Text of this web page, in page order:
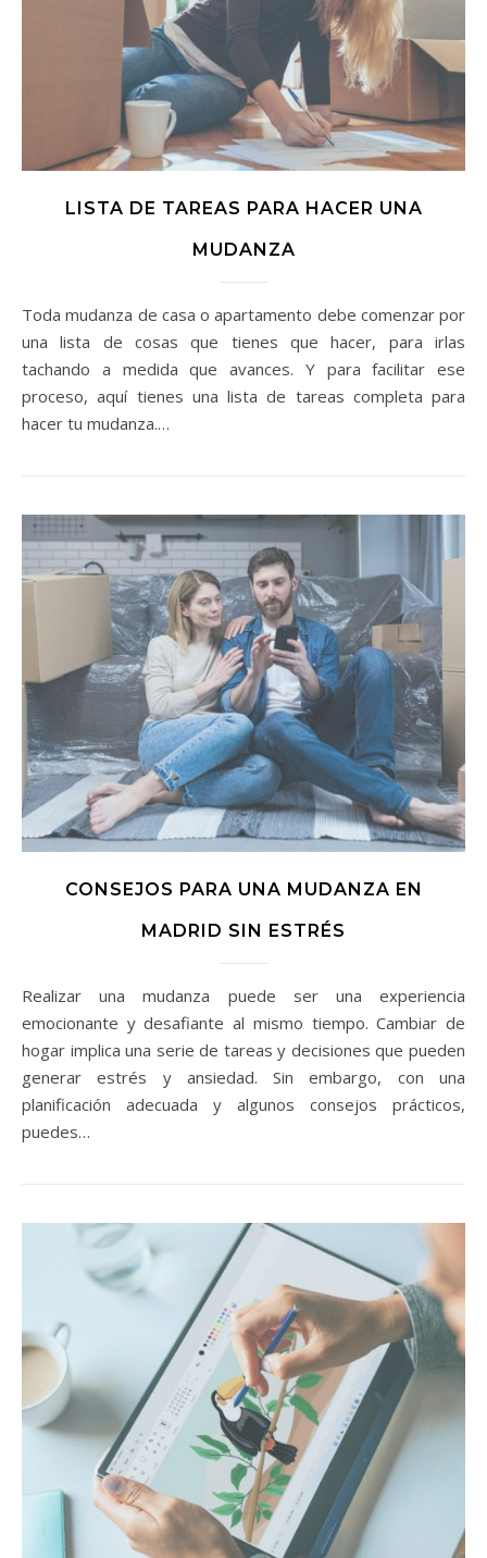
LISTA DE TAREAS PARA HACER UNA
MUDANZA
Toda mudanza de casa o apartamento debe comenzar por
una lista de cosas que tienes que hacer, para irlas
tachando a medida que avances. Y para facilitar ese
proceso, aquí tienes una lista de tareas completa para
hacer tu mudanza.…
CONSEJOS PARA UNA MUDANZA EN
MADRID SIN ESTRÉS
Realizar una mudanza puede ser una experiencia
emocionante y desafiante al mismo tiempo. Cambiar de
hogar implica una serie de tareas y decisiones que pueden
generar estrés y ansiedad. Sin embargo, con una
planificación adecuada y algunos consejos prácticos,
puedes…